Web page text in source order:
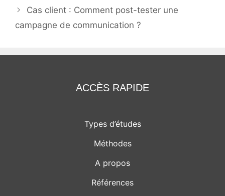
Cas client : Comment post-tester une
campagne de communication ?
ACCÈS RAPIDE
Types d’études
Méthodes
A propos
Références